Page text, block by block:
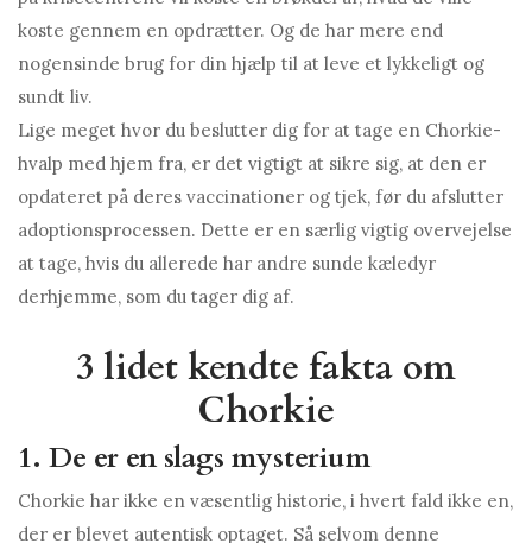
koste gennem en opdrætter. Og de har mere end
nogensinde brug for din hjælp til at leve et lykkeligt og
sundt liv.
Lige meget hvor du beslutter dig for at tage en Chorkie-
hvalp med hjem fra, er det vigtigt at sikre sig, at den er
opdateret på deres vaccinationer og tjek, før du afslutter
adoptionsprocessen. Dette er en særlig vigtig overvejelse
at tage, hvis du allerede har andre sunde kæledyr
derhjemme, som du tager dig af.
3 lidet kendte fakta om
Chorkie
1. De er en slags mysterium
Chorkie har ikke en væsentlig historie, i hvert fald ikke en,
der er blevet autentisk optaget. Så selvom denne